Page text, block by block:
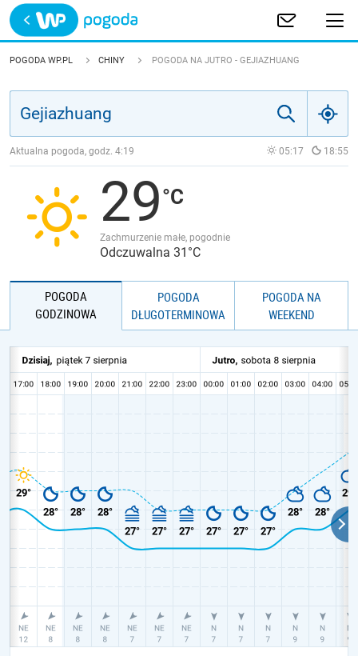
Trwa ładowanie
POLSKA
JAKOŚĆ POWIETRZA
POGODA WP.PL CHINY POGODA NA JUTRO - GEJIAZHUANG
Aktualna pogoda, godz. 4:19 05:17 18:55
29
Zachmurzenie małe, pogodnie
Odczuwalna 31°C
POGODA
GODZINOWA
POGODA
DŁUGOTERMINOWA
POGODA NA
WEEKEND